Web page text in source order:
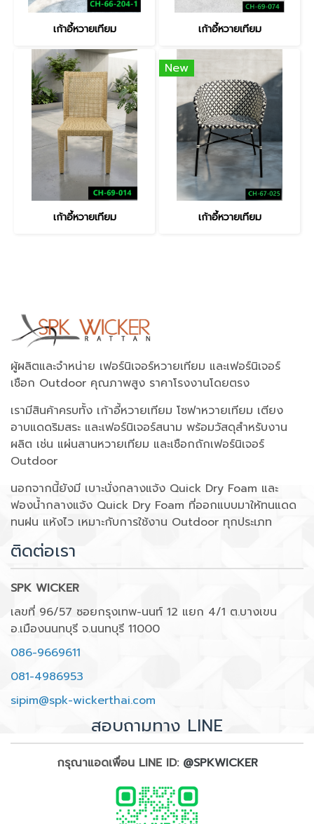
เก้าอี้หวายเทียม เก้าอี้หวายเทียม
เก้าอี้หวายเทียม
New
เก้าอี้หวายเทียม
ผู้ผลิตและจำหน่าย เฟอร์นิเจอร์หวายเทียม และเฟอร์นิเจอร์
เชือก Outdoor คุณภาพสูง ราคาโรงงานโดยตรง
เรามีสินค้าครบทั้ง เก้าอี้หวายเทียม โซฟาหวายเทียม เตียง
อาบแดดริมสระ และเฟอร์นิเจอร์สนาม พร้อมวัสดุสำหรับงาน
ผลิต เช่น แผ่นสานหวายเทียม และเชือกถักเฟอร์นิเจอร์
Outdoor
นอกจากนี้ยังมี เบาะนั่งกลางแจ้ง Quick Dry Foam และ
ฟองน้ำกลางแจ้ง Quick Dry Foam ที่ออกแบบมาให้ทนแดด
ทนฝน แห้งไว เหมาะกับการใช้งาน Outdoor ทุกประเภท
ติดต่อเรา
SPK WICKER
เลขที่ 96/57 ซอยกรุงเทพ-นนท์ 12 แยก 4/1 ต.บางเขน
อ.เมืองนนทบุรี จ.นนทบุรี 11000
086-9669611
081-4986953
sipim@spk-wickerthai.com
สอบถามทาง LINE
กรุณาแอดเพื่อน LINE ID: @SPKWICKER